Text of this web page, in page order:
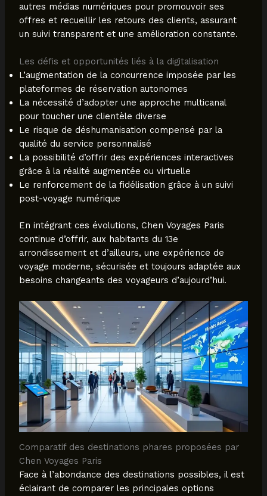
autres médias numériques pour promouvoir ses
offres et recueillir les retours des clients, assurant
un suivi transparent et une amélioration constante.
Les défis et opportunités liés à la digitalisation
L’augmentation de la concurrence imposée par les
plateformes de réservation autonomes
La nécessité d’adopter une approche multicanal
pour toucher une clientèle diverse
Le risque de déshumanisation compensé par la
qualité du service personnalisé
La possibilité d’offrir des expériences interactives
grâce à la réalité augmentée ou virtuelle
Le renforcement de la fidélisation grâce à un suivi
post-voyage numérique
En intégrant ces évolutions, Chen Voyages Paris
continue d’offrir, aux habitants du 13e
arrondissement et d’ailleurs, une expérience de
voyage moderne, sécurisée et toujours adaptée aux
besoins changeants des voyageurs d’aujourd’hui.
Comparatif des destinations phares proposées par
Chen Voyages Paris
Face à l’abondance des destinations possibles, il est
éclairant de comparer les principales options